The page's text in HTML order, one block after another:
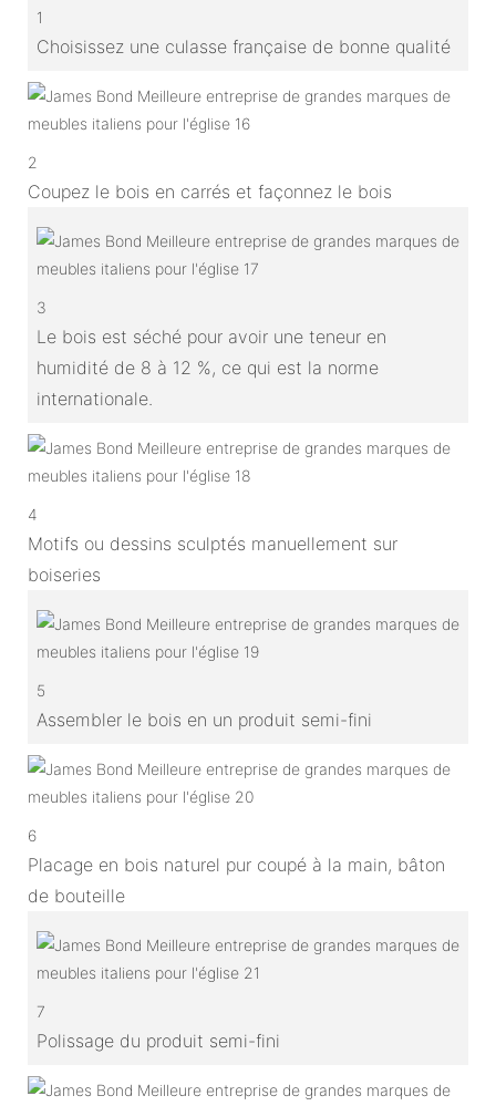
1
Choisissez une culasse française de bonne qualité
2
Coupez le bois en carrés et façonnez le bois
3
Le bois est séché pour avoir une teneur en
humidité de 8 à 12 %, ce qui est la norme
internationale.
4
Motifs ou dessins sculptés manuellement sur
boiseries
5
Assembler le bois en un produit semi-fini
6
Placage en bois naturel pur coupé à la main, bâton
de bouteille
7
Polissage du produit semi-fini